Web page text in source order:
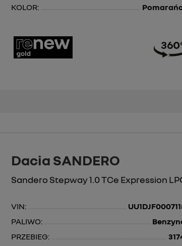
KOLOR:
Dacia SANDERO
Sandero Stepway 1.0 TCe Expression
VIN:
PALIWO:
PRZEBIEG: